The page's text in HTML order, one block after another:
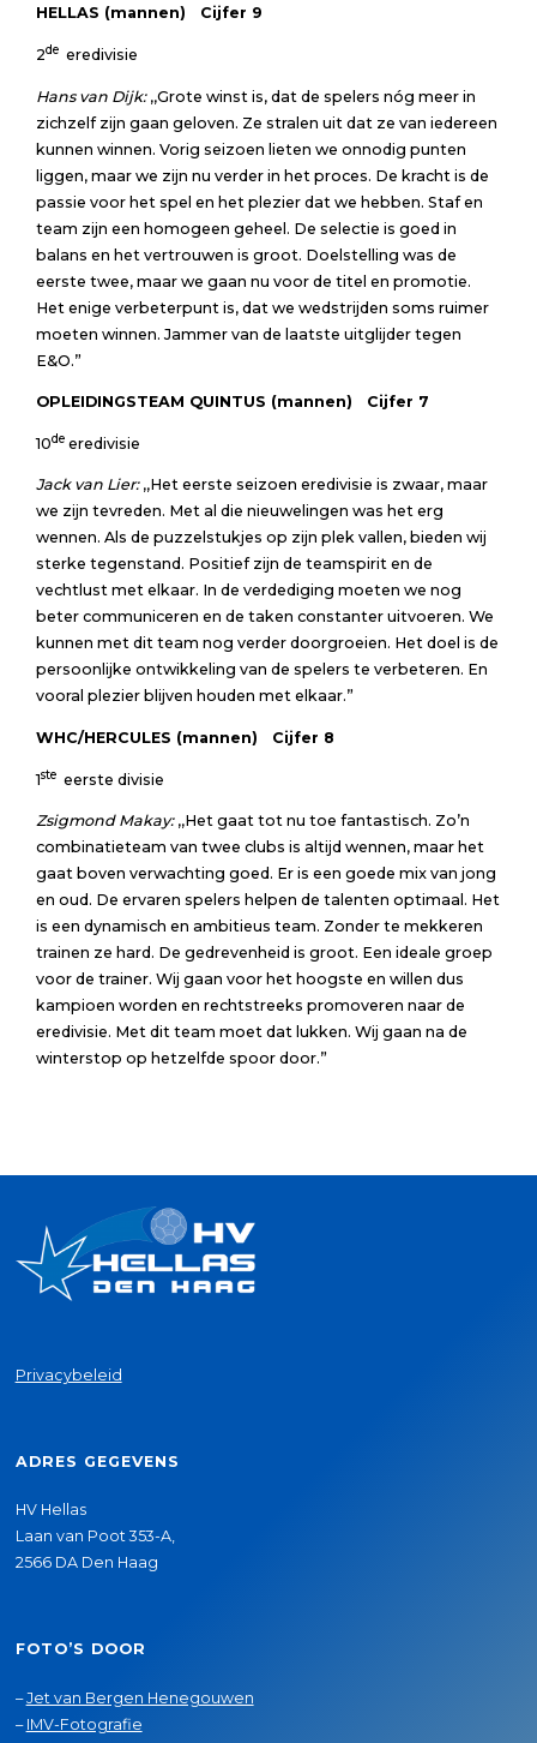
HELLAS (mannen) Cijfer 9
2deeredivisie
Hans van Dijk:,,Grote winst is, dat de spelers nóg meer in
zichzelf zijn gaan geloven. Ze stralen uit dat ze van iedereen
kunnen winnen. Vorig seizoen lieten we onnodig punten
liggen, maar we zijn nu verder in het proces. De kracht is de
passie voor het spel en het plezier dat we hebben. Staf en
team zijn een homogeen geheel. De selectie is goed in
balans en het vertrouwen is groot. Doelstelling was de
eerste twee, maar we gaan nu voor de titel en promotie.
Het enige verbeterpunt is, dat we wedstrijden soms ruimer
moeten winnen. Jammer van de laatste uitglijder tegen
E&O.”
OPLEIDINGSTEAM QUINTUS (mannen) Cijfer 7
10deeredivisie
Jack van Lier:,,Het eerste seizoen eredivisie is zwaar, maar
we zijn tevreden. Met al die nieuwelingen was het erg
wennen. Als de puzzelstukjes op zijn plek vallen, bieden wij
sterke tegenstand. Positief zijn de teamspirit en de
vechtlust met elkaar. In de verdediging moeten we nog
beter communiceren en de taken constanter uitvoeren. We
kunnen met dit team nog verder doorgroeien. Het doel is de
persoonlijke ontwikkeling van de spelers te verbeteren. En
vooral plezier blijven houden met elkaar.”
WHC/HERCULES (mannen) Cijfer 8
1steeerste divisie
Zsigmond Makay: ,,Het gaat tot nu toe fantastisch. Zo’n
combinatieteam van twee clubs is altijd wennen, maar het
gaat boven verwachting goed. Er is een goede mix van jong
en oud. De ervaren spelers helpen de talenten optimaal. Het
is een dynamisch en ambitieus team. Zonder te mekkeren
trainen ze hard. De gedrevenheid is groot. Een ideale groep
voor de trainer. Wij gaan voor het hoogste en willen dus
kampioen worden en rechtstreeks promoveren naar de
eredivisie. Met dit team moet dat lukken. Wij gaan na de
winterstop op hetzelfde spoor door.”
Privacybeleid
ADRES GEGEVENS
HV Hellas
Laan van Poot 353-A,
2566 DA Den Haag
FOTO’S DOOR
–Jet van Bergen Henegouwen
– IMV-Fotografie